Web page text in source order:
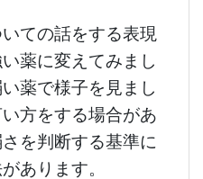
ての話をする表現
薬に変えてみまし
薬で様子を見まし
方をする場合があ
を判断する基準に
あります。